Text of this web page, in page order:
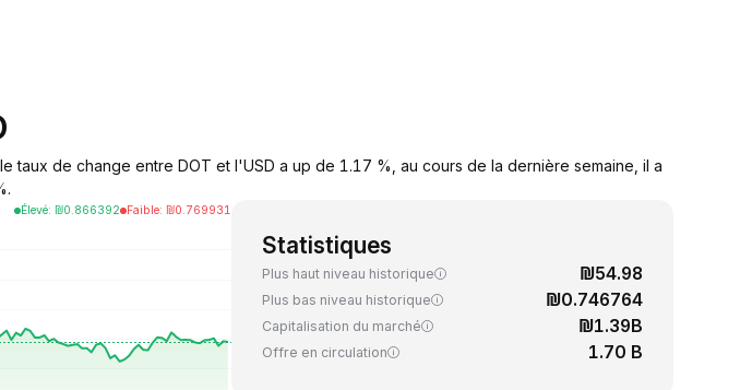
de change entre DOT et l'USD a up de 1.17 %, au cours de la dernière semaine, il a
Élevé: ₪0.866392 Faible: ₪0.769931
Statistiques
Plus haut niveau historique ₪54.98
Plus bas niveau historique ₪0.746764
Capitalisation du marché ₪1.39B
Offre en circulation 1.70 B